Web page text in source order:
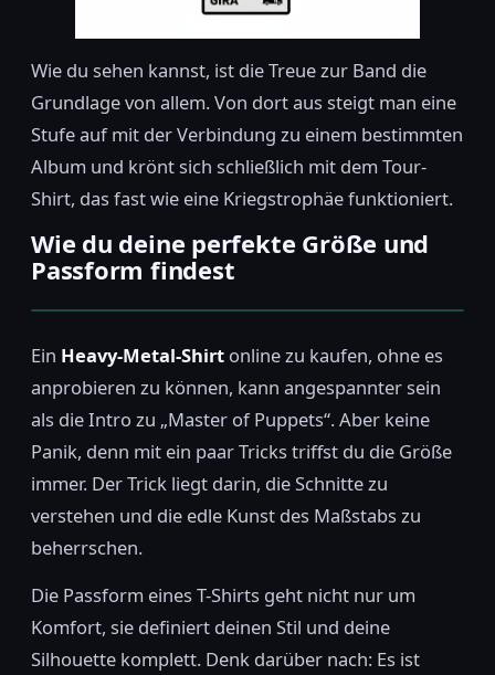
Wie du sehen kannst, ist die Treue zur Band die
Grundlage von allem. Von dort aus steigt man eine
Stufe auf mit der Verbindung zu einem bestimmten
Album und krönt sich schließlich mit dem Tour-
Shirt, das fast wie eine Kriegstrophäe funktioniert.
Wie du deine perfekte Größe und
Passform findest
Ein Heavy-Metal-Shirt online zu kaufen, ohne es
anprobieren zu können, kann angespannter sein
als die Intro zu „Master of Puppets“. Aber keine
Panik, denn mit ein paar Tricks triffst du die Größe
immer. Der Trick liegt darin, die Schnitte zu
verstehen und die edle Kunst des Maßstabs zu
beherrschen.
Die Passform eines T-Shirts geht nicht nur um
Komfort, sie definiert deinen Stil und deine
Silhouette komplett. Denk darüber nach: Es ist